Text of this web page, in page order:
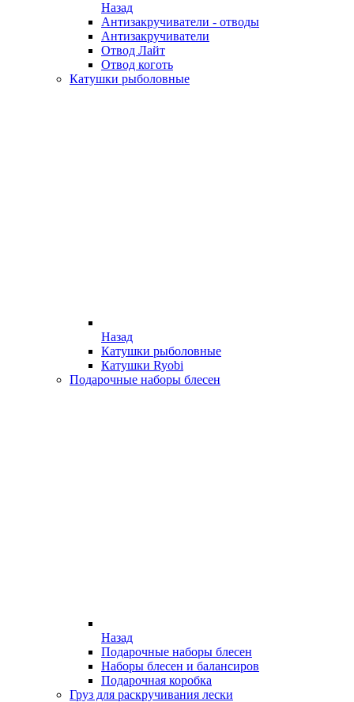
Назад
Антизакручиватели - отводы
Антизакручиватели
Отвод Лайт
Отвод коготь
Катушки рыболовные
Назад
Катушки рыболовные
Катушки Ryobi
Подарочные наборы блесен
Назад
Подарочные наборы блесен
Наборы блесен и балансиров
Подарочная коробка
Груз для раскручивания лески